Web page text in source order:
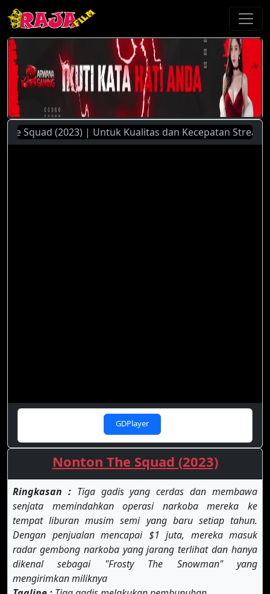
Squad (2023) | Untuk Kualitas dan Kecepatan
GDPlayer
Nonton The Squad (2023)
Ringkasan :Tiga gadis yang cerdas dan membawa
senjata memindahkan operasi narkoba mereka ke
tempat liburan musim semi yang baru setiap tahun.
Dengan penjualan mencapai $1 juta, mereka masuk
radar gembong narkoba yang jarang terlihat dan hanya
dikenal sebagai "Frosty The Snowman" yang
mengirimkan miliknya